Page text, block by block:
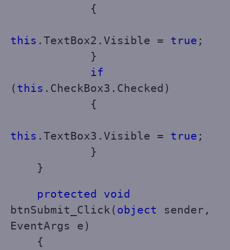
{
this .TextBox2.Visible = true ;
}
if
( this .CheckBox3.Checked)
{
this .TextBox3.Visible = true ;
}
}
protected void
btnSubmit_Click( object sender,
EventArgs e)
{